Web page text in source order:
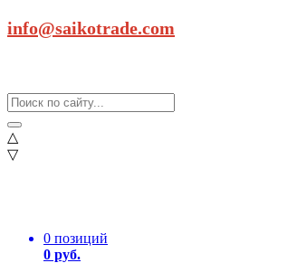
info@saikotrade.com
△
▽
0 позиций
0 руб.